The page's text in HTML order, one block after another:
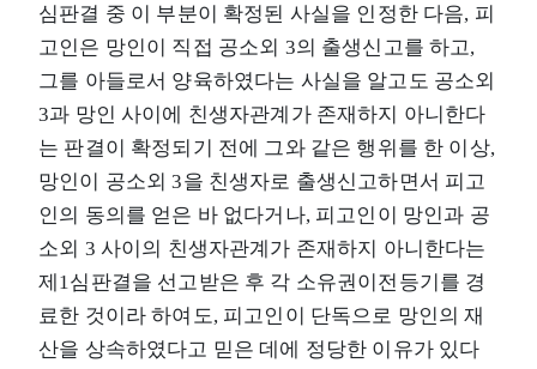
심판결 중 이 부분이 확정된 사실을 인정한 다음, 피
고인은 망인이 직접 공소외 3의 출생신고를 하고,
그를 아들로서 양육하였다는 사실을 알고도 공소외
3과 망인 사이에 친생자관계가 존재하지 아니한다
는 판결이 확정되기 전에 그와 같은 행위를 한 이상,
망인이 공소외 3을 친생자로 출생신고하면서 피고
인의 동의를 얻은 바 없다거나, 피고인이 망인과 공
소외 3 사이의 친생자관계가 존재하지 아니한다는
제1심판결을 선고받은 후 각 소유권이전등기를 경
료한 것이라 하여도, 피고인이 단독으로 망인의 재
산을 상속하였다고 믿은 데에 정당한 이유가 있다